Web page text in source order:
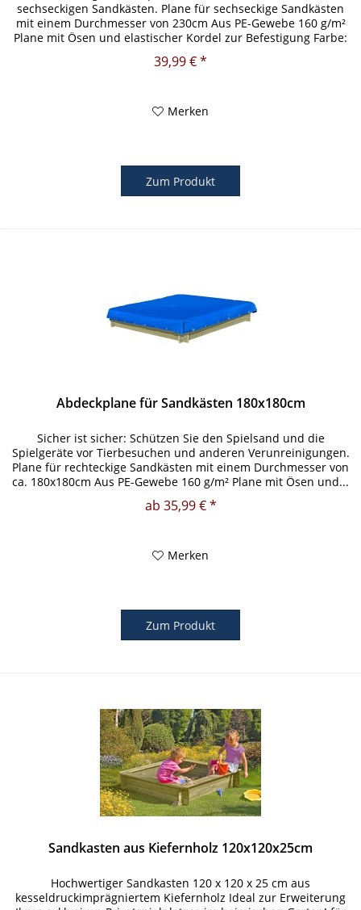
sechseckigen Sandkästen. Plane für sechseckige Sandkästen
mit einem Durchmesser von 230cm Aus PE-Gewebe 160 g/m²
Plane mit Ösen und elastischer Kordel zur Befestigung Farbe:
Blau Passende...
39,99 € *
Merken
Zum Produkt
Abdeckplane für Sandkästen 180x180cm
Sicher ist sicher: Schützen Sie den Spielsand und die
Spielgeräte vor Tierbesuchen und anderen Verunreinigungen.
Plane für rechteckige Sandkästen mit einem Durchmesser von
ca. 180x180cm Aus PE-Gewebe 160 g/m² Plane mit Ösen und...
ab 35,99 € *
Merken
Zum Produkt
Sandkasten aus Kiefernholz 120x120x25cm
Hochwertiger Sandkasten 120 x 120 x 25 cm aus
kesseldruckimprägniertem Kiefernholz Ideal zur Erweiterung